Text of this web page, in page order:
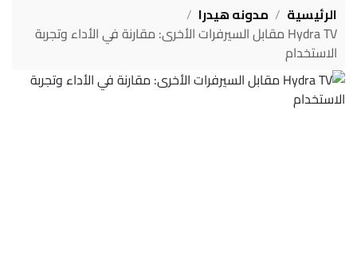
الرئيسية
مدونه هيدرا
Hydra TV مقابل السيرفرات الأخرى: مقارنة في الأداء وتجربة
الاستخدام